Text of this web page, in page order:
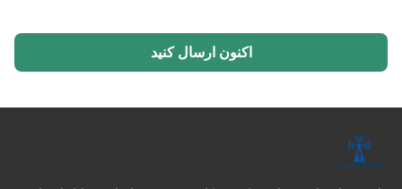
اکنون ارسال کنید